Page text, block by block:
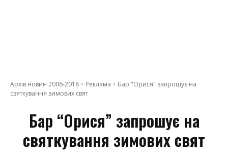
Архів новин 2006-2018 Реклама
Бар "Орися" запрошує на
святкування зимових свят
Бар “Орися” запрошує на
святкування зимових свят